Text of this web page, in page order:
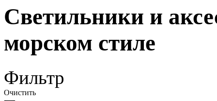
Светильники и
морском стиле
Фильтр
Очистить